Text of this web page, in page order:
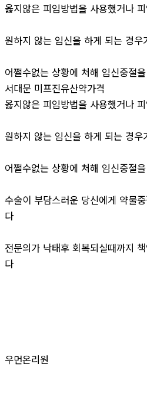
옳지않은 피임방법을 사용했거나
원하지 않는 임신을 하게 되는 경우
어쩔수없는 상황에 처해 임신중절
서대문 미프진유산약가격
옳지않은 피임방법을 사용했거나
원하지 않는 임신을 하게 되는 경우
어쩔수없는 상황에 처해 임신중절
수술이 부담스러운 당신에게 약물
다
전문의가 낙태후 회복되실때까지
다
우먼온리원